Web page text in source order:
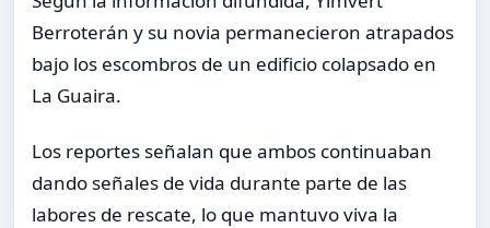
Berroterán y su novia permanecieron atrapados
bajo los escombros de un edificio colapsado en
La Guaira.
Los reportes señalan que ambos continuaban
dando señales de vida durante parte de las
labores de rescate, lo que mantuvo viva la